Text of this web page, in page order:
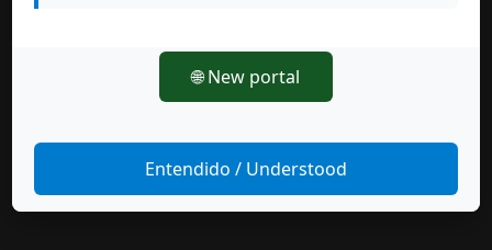
🌐 New portal
Entendido / Understood